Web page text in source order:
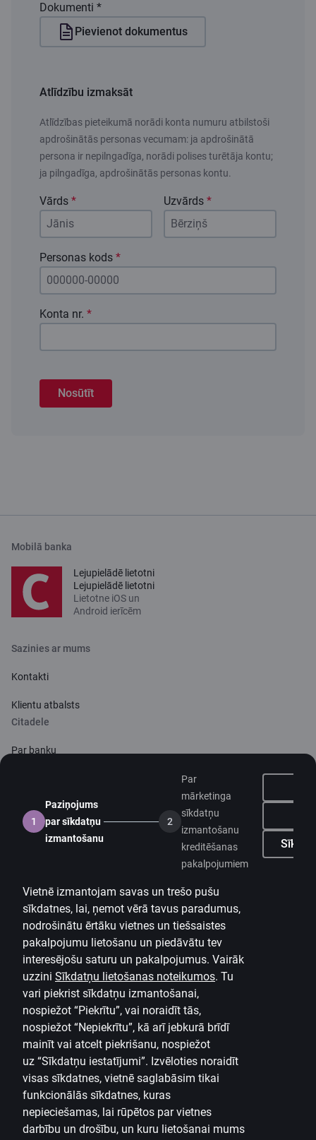
1
Paziņojums
par sīkdatņu
izmantošanu
2
Par
mārketinga
sīkdatņu
izmantošanu
kreditēšanas
pakalpojumiem
Vietnē izmantojam savas un trešo pušu
sīkdatnes, lai, ņemot vērā tavus paradumus,
nodrošinātu ērtāku vietnes un tiešsaistes
pakalpojumu lietošanu un piedāvātu tev
interesējošu saturu un pakalpojumus. Vairāk
uzzini Sīkdatņu lietošanas noteikumos. Tu
vari piekrist sīkdatņu izmantošanai,
nospiežot “Piekrītu”, vai noraidīt tās,
nospiežot “Nepiekrītu”, kā arī jebkurā brīdī
mainīt vai atcelt piekrišanu, nospiežot
uz “Sīkdatņu iestatījumi”. Izvēloties noraidīt
visas sīkdatnes, vietnē saglabāsim tikai
funkcionālās sīkdatnes, kuras
nepieciešamas, lai rūpētos par vietnes
darbību un drošību, un kuru lietošanai mums
Dokumenti *
Pievienot dokumentus
Atlīdzību izmaksāt
Atlīdzības pieteikumā norādi konta numuru atbilstoši
apdrošinātās personas vecumam: ja apdrošinātā
persona ir nepilngadīga, norādi polises turētāja kontu;
ja pilngadīga, apdrošinātās personas kontu.
Vārds * Uzvārds *
Personas kods *
Konta nr. *
Nosūtīt
Mobilā banka
Lejupielādē lietotni
Lejupielādē lietotni
Lietotne iOS un
Android ierīcēm
Sazinies ar mums
Kontakti
Klientu atbalsts
Citadele
Par banku
Citadeles blogs
Sīkdatņu iestatījumi
Personas datu apstrāde un aizsardzība
Noderīgi
Cenrādis privātpersonām
Cenrādis uzņēmumiem
Valūtas kalkulators
Kalkulatori
Piekļūstamība
Lapas karte